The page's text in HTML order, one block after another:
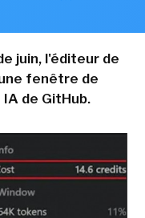
juin, l'éditeur de
fenêtre de
de GitHub.